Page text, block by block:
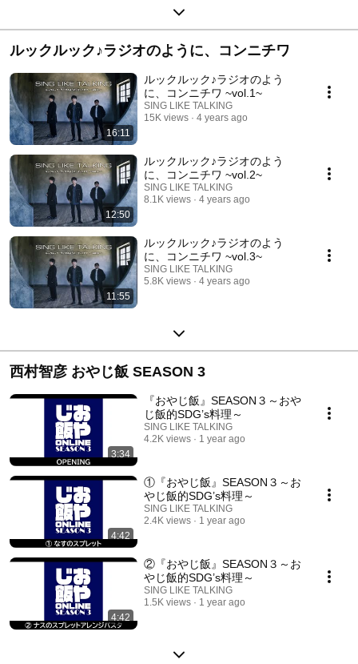
ルックルック♪ラジオのように、コンニチワ
16:11
ルックルック♪ラジオのよう
に、コンニチワ ~vol.1~
SING LIKE TALKING
15K views
4 years ago
12:50
ルックルック♪ラジオのよう
に、コンニチワ ~vol.2~
SING LIKE TALKING
8.1K views
4 years ago
11:55
ルックルック♪ラジオのよう
に、コンニチワ ~vol.3~
SING LIKE TALKING
5.8K views
4 years ago
西村智彦 おやじ飯 SEASON 3
3:34
『おやじ飯』SEASON３～おや
じ飯的SDG’s料理～
SING LIKE TALKING
4.2K views
1 year ago
4:42
①『おやじ飯』SEASON３～お
やじ飯的SDG’s料理～
SING LIKE TALKING
2.4K views
1 year ago
4:42
②『おやじ飯』SEASON３～お
やじ飯的SDG’s料理～
SING LIKE TALKING
1.5K views
1 year ago